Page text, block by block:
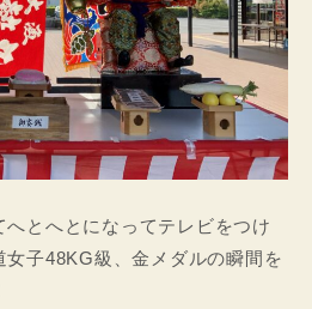
とへとになってテレビをつけ
女子48KG級、金メダルの瞬間を